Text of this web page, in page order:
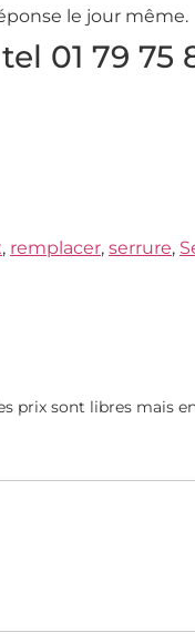
le jour même.
01 79 75
, remplacer, serrure,
prix sont libres mais